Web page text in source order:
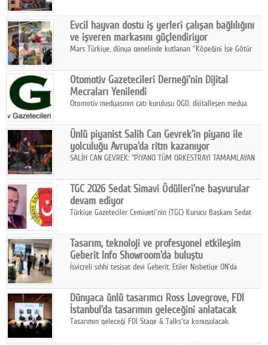
Fuarı'nda sektör profesyonelleri, iş ortakları, bayiler ve son
kullanıcılarla bir araya geldi.
Evcil hayvan dostu iş yerleri çalışan bağlılığını
ve işveren markasını güçlendiriyor
Mars Türkiye, dünya genelinde kutlanan "Köpeğini İşe Götür
çalışan bağlılığı, iyi olma hali ve işveren markası üzerindeki
etkisine dikkat çekti.
Otomotiv Gazetecileri Derneği'nin Dijital
Mecraları Yenilendi
Otomotiv medyasının çatı kuruluşu OGD, dijitalleşen medya
hedefiyle internet sitesini ve sosyal medya kanallarını yeniledi.
Ünlü piyanist Salih Can Gevrek'in piyano ile
yolculuğu Avrupa'da ritm kazanıyor
SALİH CAN GEVREK: “PİYANO TÜM ORKESTRAYI TAMAMLAYAN
ETKİ YARATIYOR"
TGC 2026 Sedat Simavi Ödülleri'ne başvurular
devam ediyor
Türkiye Gazeteciler Cemiyeti'nin (TGC) Kurucu Başkanı Sedat
Tasarım, teknoloji ve profesyonel etkileşim
Geberit Info Showroom'da buluştu
İsviçreli sıhhi tesisat devi Geberit; Etiler Nisbetiye ON'da
ortaklığıyla özel bir davete ev sahipliği yaptı.
Dünyaca ünlü tasarımcı Ross Lovegrove, FDI
İstanbul'da tasarımın geleceğini anlatacak
Tasarımın geleceği FDI Stage & Talks'ta konuşulacak.